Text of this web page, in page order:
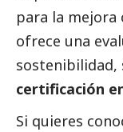
para la mejora
ofrece una
sostenibilidad,
certificación
Si quieres